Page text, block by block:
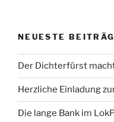
NEUESTE
Der Dichterfürst
Herzliche Einladung
Die lange Bank im